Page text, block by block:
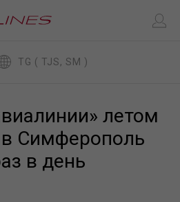
TG ( TJS, SM )
летом
в Симферополь
в день